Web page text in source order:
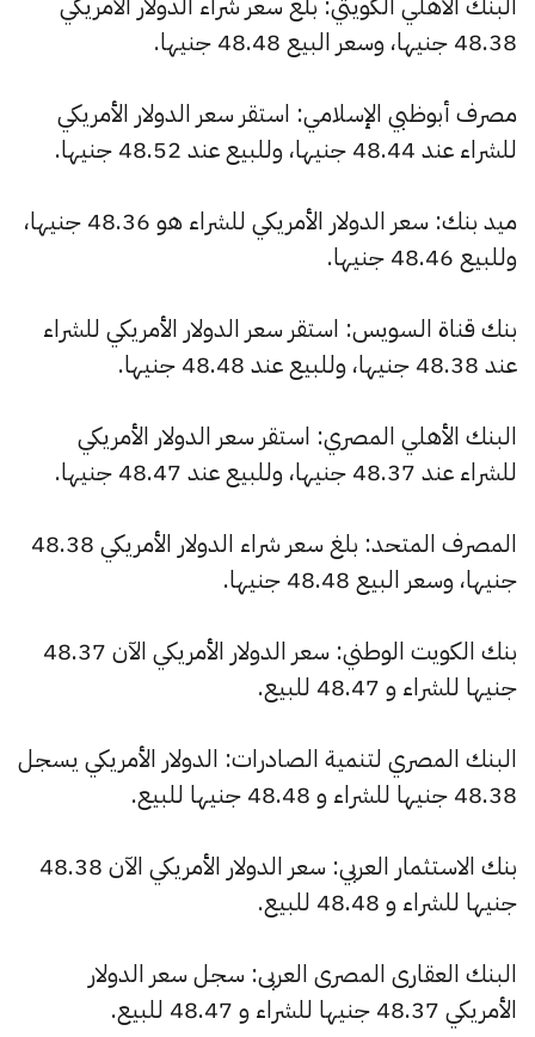
48.38 جنيها، وسعر البيع 48.48 جنيها.
مصرف أبوظبي الإسلامي: استقر سعر الدولار الأمريكي
للشراء عند 48.44 جنيها، وللبيع عند 48.52 جنيها.
ميد بنك: سعر الدولار الأمريكي للشراء هو 48.36 جنيها،
وللبيع 48.46 جنيها.
بنك قناة السويس: استقر سعر الدولار الأمريكي للشراء
عند 48.38 جنيها، وللبيع عند 48.48 جنيها.
البنك الأهلي المصري: استقر سعر الدولار الأمريكي
للشراء عند 48.37 جنيها، وللبيع عند 48.47 جنيها.
المصرف المتحد: بلغ سعر شراء الدولار الأمريكي 48.38
جنيها، وسعر البيع 48.48 جنيها.
بنك الكويت الوطني: سعر الدولار الأمريكي الآن 48.37
جنيها للشراء و 48.47 للبيع.
البنك المصري لتنمية الصادرات: الدولار الأمريكي يسجل
48.38 جنيها للشراء و 48.48 جنيها للبيع.
بنك الاستثمار العربي: سعر الدولار الأمريكي الآن 48.38
جنيها للشراء و 48.48 للبيع.
البنك العقارى المصرى العربى: سجل سعر الدولار
الأمريكي 48.37 جنيها للشراء و 48.47 للبيع.